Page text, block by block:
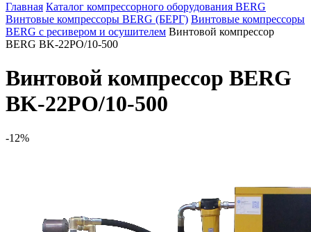
Главная Каталог компрессорного оборудования BERG
Винтовые компрессоры BERG (БЕРГ) Винтовые компрессоры
BERG с ресивером и осушителем Винтовой компрессор
BERG BK-22PO/10-500
Винтовой компрессор BERG
BK-22PO/10-500
-12%